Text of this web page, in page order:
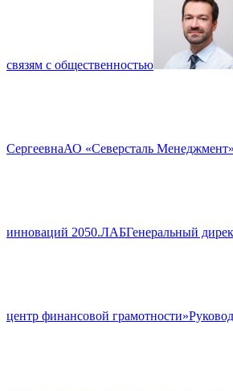
связям с общественностью
СергеевнаАО «Северсталь Менеджмент»
инноваций 2050.ЛАБГенеральный
центр финансовой грамотности»